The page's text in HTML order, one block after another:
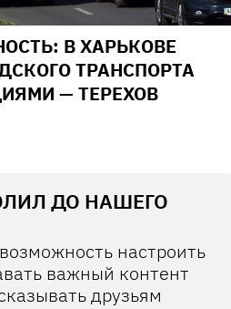
В ХАРЬКОВЕ
ТРАНСПОРТА
— ТЕРЕХОВ
ДО НАШЕГО
настроить
важный контент
друзьям